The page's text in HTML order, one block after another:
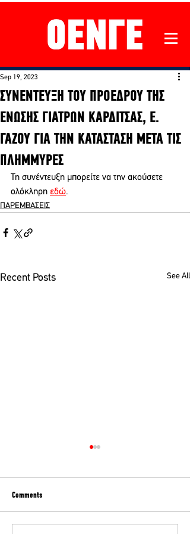
ΣΥΝΕΝΤΕΥΞΗ ΤΟΥ ΠΡΟΕΔΡΟΥ ΤΗΣ
ΕΝΩΣΗΣ ΓΙΑΤΡΩΝ ΚΑΡΔΙΤΣΑΣ, Ε.
ΓΑΖΟΥ ΓΙΑ ΤΗΝ ΚΑΤΑΣΤΑΣΗ ΜΕΤΑ ΤΙΣ
ΠΛΗΜΜΥΡΕΣ
Sep 19, 2023
Τη συνέντευξη μπορείτε να την ακούσετε
ολόκληρη εδώ.
ΠΑΡΕΜΒΑΣΕΙΣ
Recent Posts See All
Comments